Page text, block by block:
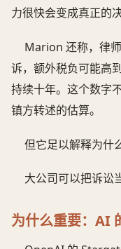
力很快会变成真正的
Marion 还称，律
诉，额外税负可能高
持续十年。这个数字
镇方转述的估算。
但它足以解释为什
大公司可以把诉讼
为什么重要：AI